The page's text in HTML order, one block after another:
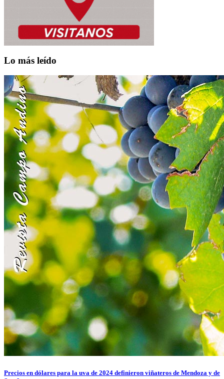
Lo más leído
Precios en dólares para la uva de 2024 definieron viñateros de Mendoza y de